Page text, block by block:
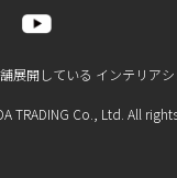
展開している インテリア
TRADING Co., Ltd. All